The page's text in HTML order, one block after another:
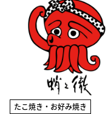
たこ焼き・お好み焼き